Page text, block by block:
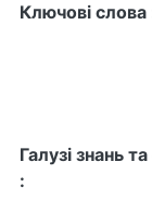
Ключові слова
Галузі знань
: